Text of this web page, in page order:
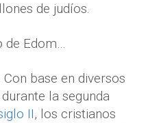
de judíos.
de Edom…
Con base en diversos
la segunda
II, los cristianos